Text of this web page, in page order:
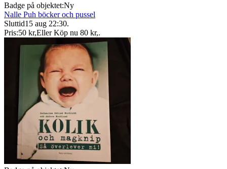
Badge på objektet:Ny
Nalle Puh böcker och pussel
Sluttid15 aug 22:30.
Pris:50 kr,Eller Köp nu 80 kr,.